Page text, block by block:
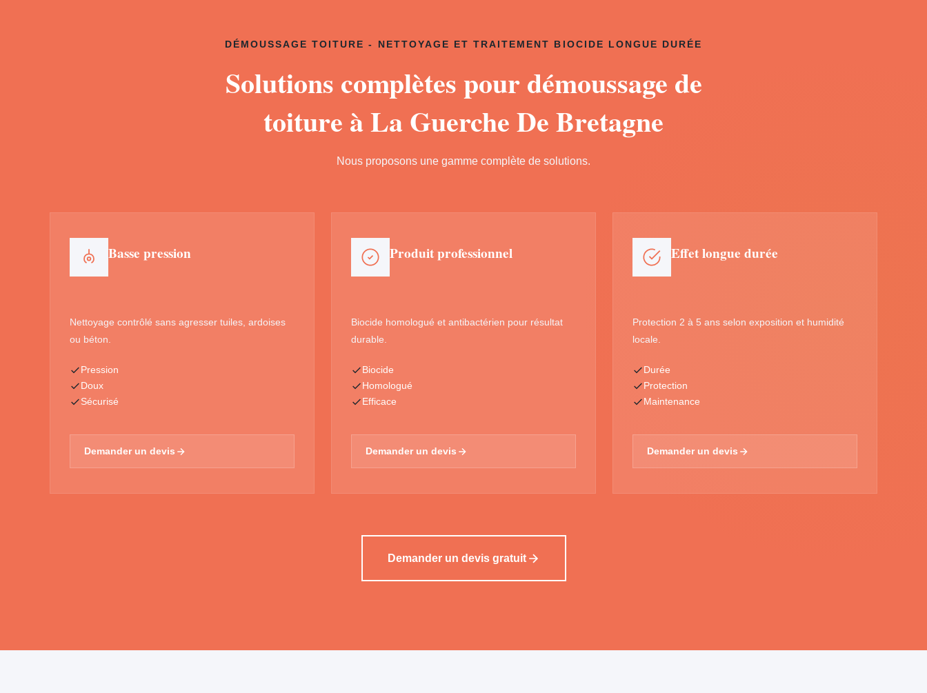
DÉMOUSSAGE TOITURE - NETTOYAGE ET TRAITEMENT BIOCIDE LONGUE DURÉE
Solutions complètes pour démoussage de
toiture à La Guerche De Bretagne
Nous proposons une gamme complète de solutions.
Basse pression
Nettoyage contrôlé sans agresser tuiles, ardoises
ou béton.
Pression
Doux
Sécurisé
Demander un devis
Produit professionnel
Biocide homologué et antibactérien pour résultat
durable.
Biocide
Homologué
Efficace
Demander un devis
Effet longue durée
Protection 2 à 5 ans selon exposition et humidité
locale.
Durée
Protection
Maintenance
Demander un devis
Demander un devis gratuit